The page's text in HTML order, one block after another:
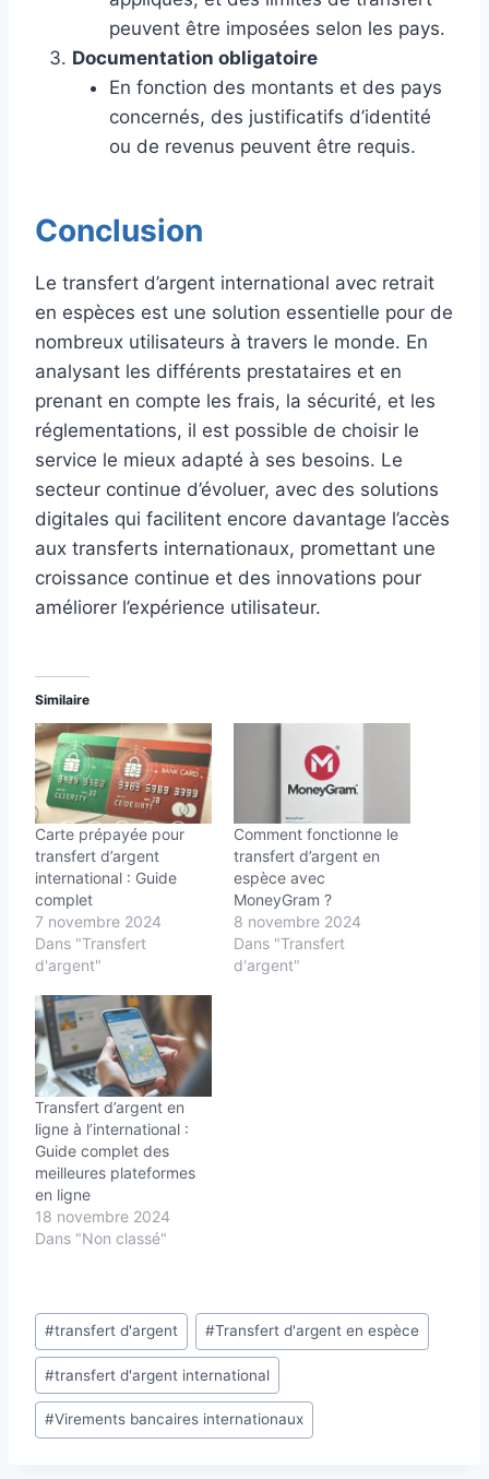
peuvent être imposées selon les pays.
Documentation obligatoire
En fonction des montants et des pays
concernés, des justificatifs d’identité
ou de revenus peuvent être requis.
Conclusion
Le transfert d’argent international avec retrait
en espèces est une solution essentielle pour de
nombreux utilisateurs à travers le monde. En
analysant les différents prestataires et en
prenant en compte les frais, la sécurité, et les
réglementations, il est possible de choisir le
service le mieux adapté à ses besoins. Le
secteur continue d’évoluer, avec des solutions
digitales qui facilitent encore davantage l’accès
aux transferts internationaux, promettant une
croissance continue et des innovations pour
améliorer l’expérience utilisateur.
Similaire
Carte prépayée pour
transfert d’argent
international : Guide
complet
7 novembre 2024
Dans "Transfert
d'argent"
Comment fonctionne le
transfert d’argent en
espèce avec
MoneyGram ?
8 novembre 2024
Dans "Transfert
d'argent"
Transfert d’argent en
ligne à l’international :
Guide complet des
meilleures plateformes
en ligne
18 novembre 2024
Dans "Non classé"
Étiquettes
de
la
publication :
#transfert d'argent #Transfert d'argent en espèce
#transfert d'argent international
#Virements bancaires internationaux